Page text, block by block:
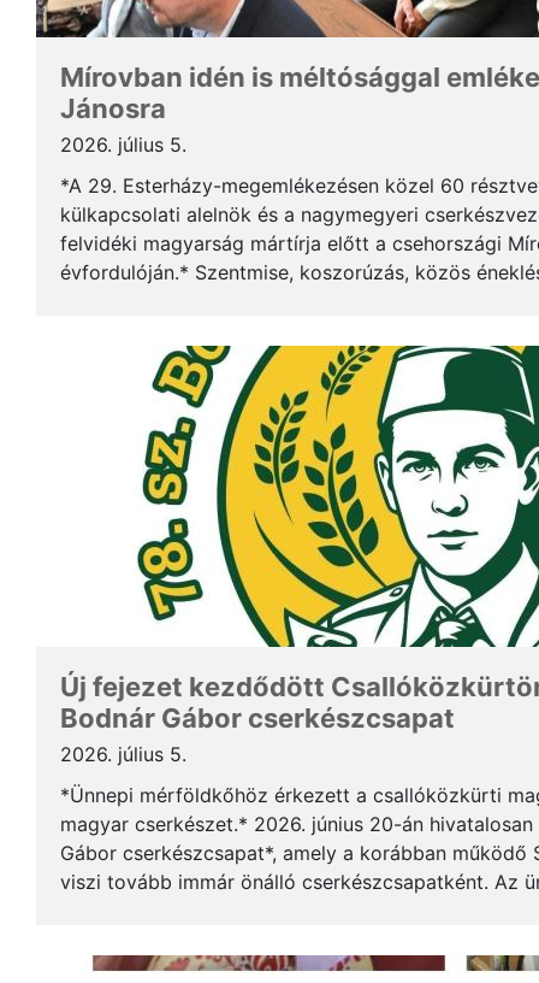
Mírovban idén is méltósággal
Jánosra
2026. július 5.
*A 29. Esterházy-megemlékezésen közel 60
külkapcsolati alelnök és a nagymegyeri
felvidéki magyarság mártírja előtt a csehországi
évfordulóján.* Szentmise, koszorúzás, közös
Új fejezet kezdődött
Bodnár Gábor cserkészcsapat
2026. július 5.
*Ünnepi mérföldkőhöz érkezett a csallóközkürti
magyar cserkészet.* 2026. június 20-án
Gábor cserkészcsapat*, amely a korábban működő
viszi tovább immár önálló cserkészcsapatként. Az